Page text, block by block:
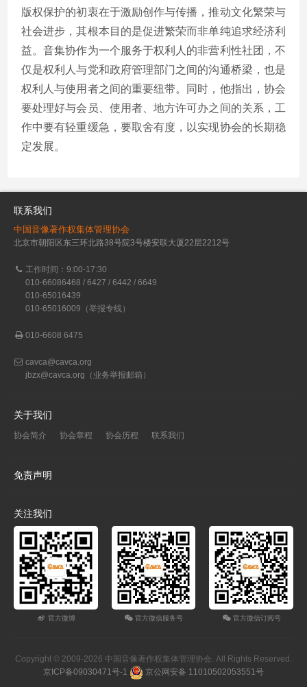
版权保护的初衷在于激励创作与传播，推动文化繁荣与
社会进步，其根本目的是促进繁荣而非单纯追求经济利
益。音集协作为一个服务于权利人的非营利性社团，不
仅是权利人与党和政府管理部门之间的沟通桥梁，也是
权利人与使用者之间的重要纽带。同时，他指出，协会
要处理好与会员、使用者、地方许可办之间的关系，工
作中要有轻重缓急，要取舍有度，以实现协会的长期稳
定发展。
联系我们
中国音像著作权集体管理协会
北京市朝阳区东三环北路38号院3号楼安联大厦22层2212号
工作时间：9:00-17:30
010-66086468 / 6427 / 6442 / 6649
010-65016439
010-65016009（举报专线）
010-6608 6475
cavca@cavca.org
jbzx@cavca.org （业务举报邮箱）
关于我们
协会简介 协会章程 协会历程 联系我们
免责声明
关注我们
官方微博 官方微信服务号 官方微信订阅号
Copyright © 2009-2026 中国音像著作权集体管理协会. All Rights Reserved.
京ICP备09030471号-1
京公网安备 11010502053551号